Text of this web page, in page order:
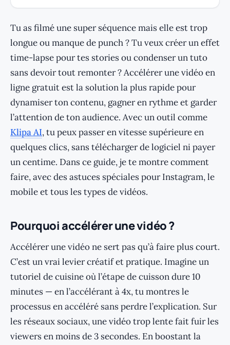
Tu as filmé une super séquence mais elle est trop
longue ou manque de punch ? Tu veux créer un effet
time-lapse pour tes stories ou condenser un tuto
sans devoir tout remonter ? Accélérer une vidéo en
ligne gratuit est la solution la plus rapide pour
dynamiser ton contenu, gagner en rythme et garder
l’attention de ton audience. Avec un outil comme
Klipa AI, tu peux passer en vitesse supérieure en
quelques clics, sans télécharger de logiciel ni payer
un centime. Dans ce guide, je te montre comment
faire, avec des astuces spéciales pour Instagram, le
mobile et tous les types de vidéos.
Pourquoi accélérer une vidéo ?
Accélérer une vidéo ne sert pas qu’à faire plus court.
C’est un vrai levier créatif et pratique. Imagine un
tutoriel de cuisine où l’étape de cuisson dure 10
minutes — en l’accélérant à 4x, tu montres le
processus en accéléré sans perdre l’explication. Sur
les réseaux sociaux, une vidéo trop lente fait fuir les
viewers en moins de 3 secondes. En boostant la